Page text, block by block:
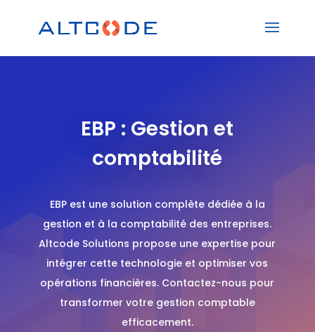
EBP : Gestion et
comptabilité
EBP est une solution complète dédiée à la
gestion et à la comptabilité des entreprises.
Altcode Solutions propose une expertise pour
intégrer cette technologie et optimiser vos
opérations financières. Contactez-nous pour
transformer votre gestion comptable
efficacement.